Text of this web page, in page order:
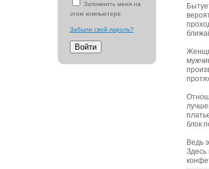
блок
Ведь
Здесь
Запомнить меня на
этом компьютере
Забыли свой пароль?